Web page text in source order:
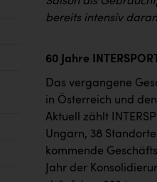
bereits intensiv
60 Jahre
Das vergangene
in Österreich und
Aktuell zählt
Ungarn, 38
kommende
Jahr der